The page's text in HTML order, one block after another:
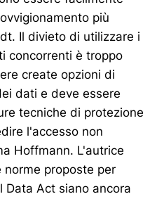
più
Il divieto di utilizzare i
concorrenti è troppo
create opzioni di
dati e deve essere
tecniche di protezione
l'accesso non
Hoffmann. L'autrice
proposte per
Data Act siano ancora